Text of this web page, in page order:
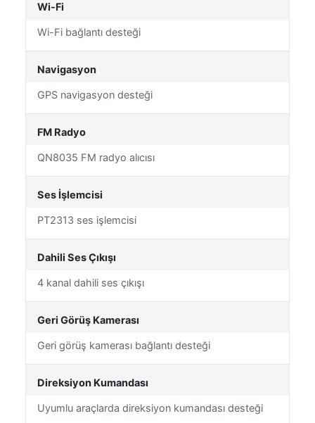
Wi-Fi
Wi-Fi bağlantı desteği
Navigasyon
GPS navigasyon desteği
FM Radyo
QN8035 FM radyo alıcısı
Ses İşlemcisi
PT2313 ses işlemcisi
Dahili Ses Çıkışı
4 kanal dahili ses çıkışı
Geri Görüş Kamerası
Geri görüş kamerası bağlantı desteği
Direksiyon Kumandası
Uyumlu araçlarda direksiyon kumandası desteği